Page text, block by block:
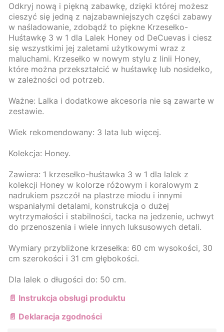
Odkryj nową i piękną zabawkę, dzięki której możesz
cieszyć się jedną z najzabawniejszych części zabawy
w naśladowanie, zdobądź to piękne Krzesełko-
Huśtawkę 3 w 1 dla Lalek Honey od DeCuevas i ciesz
się wszystkimi jej zaletami użytkowymi wraz z
maluchami. Krzesełko w nowym stylu z linii Honey,
które można przekształcić w huśtawkę lub nosidełko,
w zależności od potrzeb.
Ważne: Lalka i dodatkowe akcesoria nie są zawarte w
zestawie.
Wiek rekomendowany: 3 lata lub więcej.
Kolekcja: Honey.
Zawiera: 1 krzesełko-huśtawka 3 w 1 dla lalek z
kolekcji Honey w kolorze różowym i koralowym z
nadrukiem pszczół na plastrze miodu i innymi
wspaniałymi detalami, konstrukcja o dużej
wytrzymałości i stabilności, tacka na jedzenie, uchwyt
do przenoszenia i wiele innych luksusowych detali.
Wymiary przybliżone krzesełka: 60 cm wysokości, 30
cm szerokości i 31 cm głębokości.
Dla lalek o długości do: 50 cm.
📄 Instrukcja obsługi produktu
📄 Deklaracja zgodności